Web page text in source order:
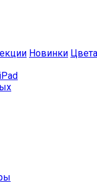
Новинки Цвета